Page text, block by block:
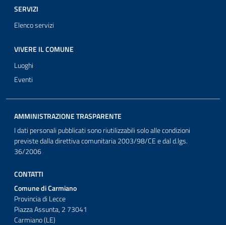
SERVIZI
Elenco servizi
VIVERE IL COMUNE
Luoghi
Eventi
AMMINISTRAZIONE TRASPARENTE
I dati personali pubblicati sono riutilizzabili solo alle condizioni
previste dalla direttiva comunitaria 2003/98/CE e dal d.lgs.
36/2006
CONTATTI
Comune di Carmiano
Provincia di Lecce
Piazza Assunta, 2 73041
Carmiano (LE)